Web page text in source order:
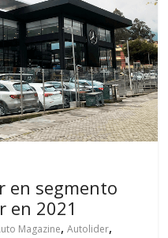
en segmento
en 2021
Magazine,Autolider,